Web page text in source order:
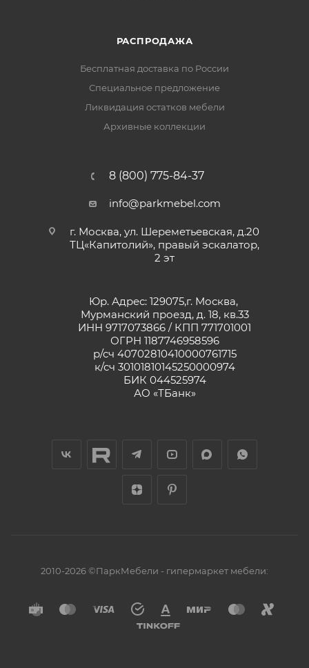
РАСПРОДАЖА
Бесплатная доставка по России
Специальное предложение
Ликвидация остатков мебели
Архивные коллекции
8 (800) 775-84-37
info@parkmebel.com
г. Москва, ул. Шереметьевская, д.20
ТЦ«Капитолий», правый эскалатор,
2 эт
Юр. Адрес: 129075,г. Москва,
Мурманский проезд, д. 18, кв.33
ИНН 9717073866 / КПП 771701001
ОГРН 1187746958596
р/сч 40702810410000761715
к/сч 30101810145250000974
БИК 044525974
АО «ТБанк»
2010-2026 ©ПаркМебели - гипермаркет мебели: